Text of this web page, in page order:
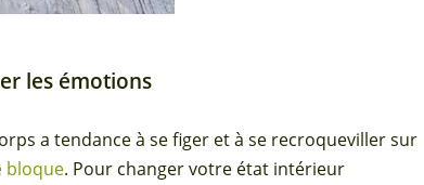
les émotions
a tendance à se figer et à se recroqueviller sur
bloque. Pour changer votre état intérieur